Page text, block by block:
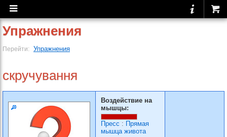
Упражнения
Перейти: Упражнения
скручування
Воздействие на
мышцы:
Пресс : Прямая
мышца живота